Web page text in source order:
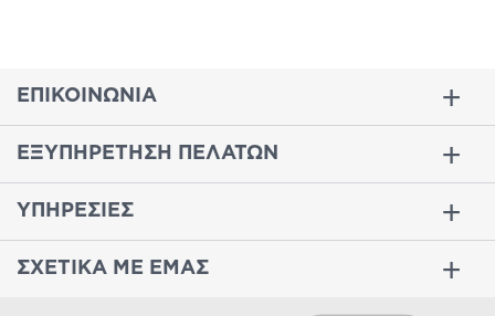
ΕΠΙΚΟΙΝΩΝΙΑ
ΕΞΥΠΗΡΕΤΗΣΗ ΠΕΛΑΤΩΝ
ΥΠΗΡΕΣΙΕΣ
ΣΧΕΤΙΚΑ ΜΕ ΕΜΑΣ